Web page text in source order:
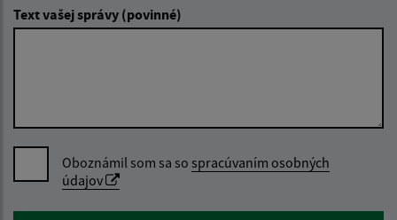
Text vašej správy (povinné)
Oboznámil som sa so spracúvaním osobných
údajov